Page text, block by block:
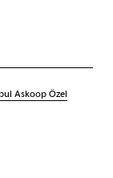
Askoop Özel